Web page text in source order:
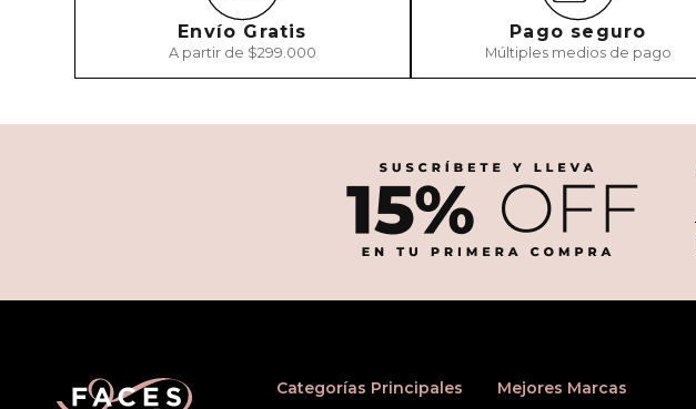
Envío Gratis
A partir de $299.000
Pago seguro
Múltiples medios de pago
Categorías Principales Mejores Marcas